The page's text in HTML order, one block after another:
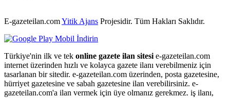
E-gazeteilan.comYitik Ajans Projesidir. Tüm Hakları Saklıdır.
Türkiye'nin ilk ve tek online gazete ilan sitesi e-gazeteilan.com
internet üzerinden hızlı ve kolayca gazete ilanı verebilmeniz için
tasarlanan bir sitedir. e-gazeteilan.com üzerinden, posta gazetesine,
hürriyet gazetesine ve sabah gazetesine ilan verebilirsiniz. e-
gazeteilan.com'a ilan vermek için üye olmanız gerekmez. iş ilanı,